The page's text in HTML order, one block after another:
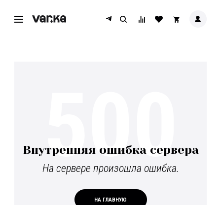
Внутренняя ошибка сервера
На сервере произошла ошибка.
НА ГЛАВНУЮ
500